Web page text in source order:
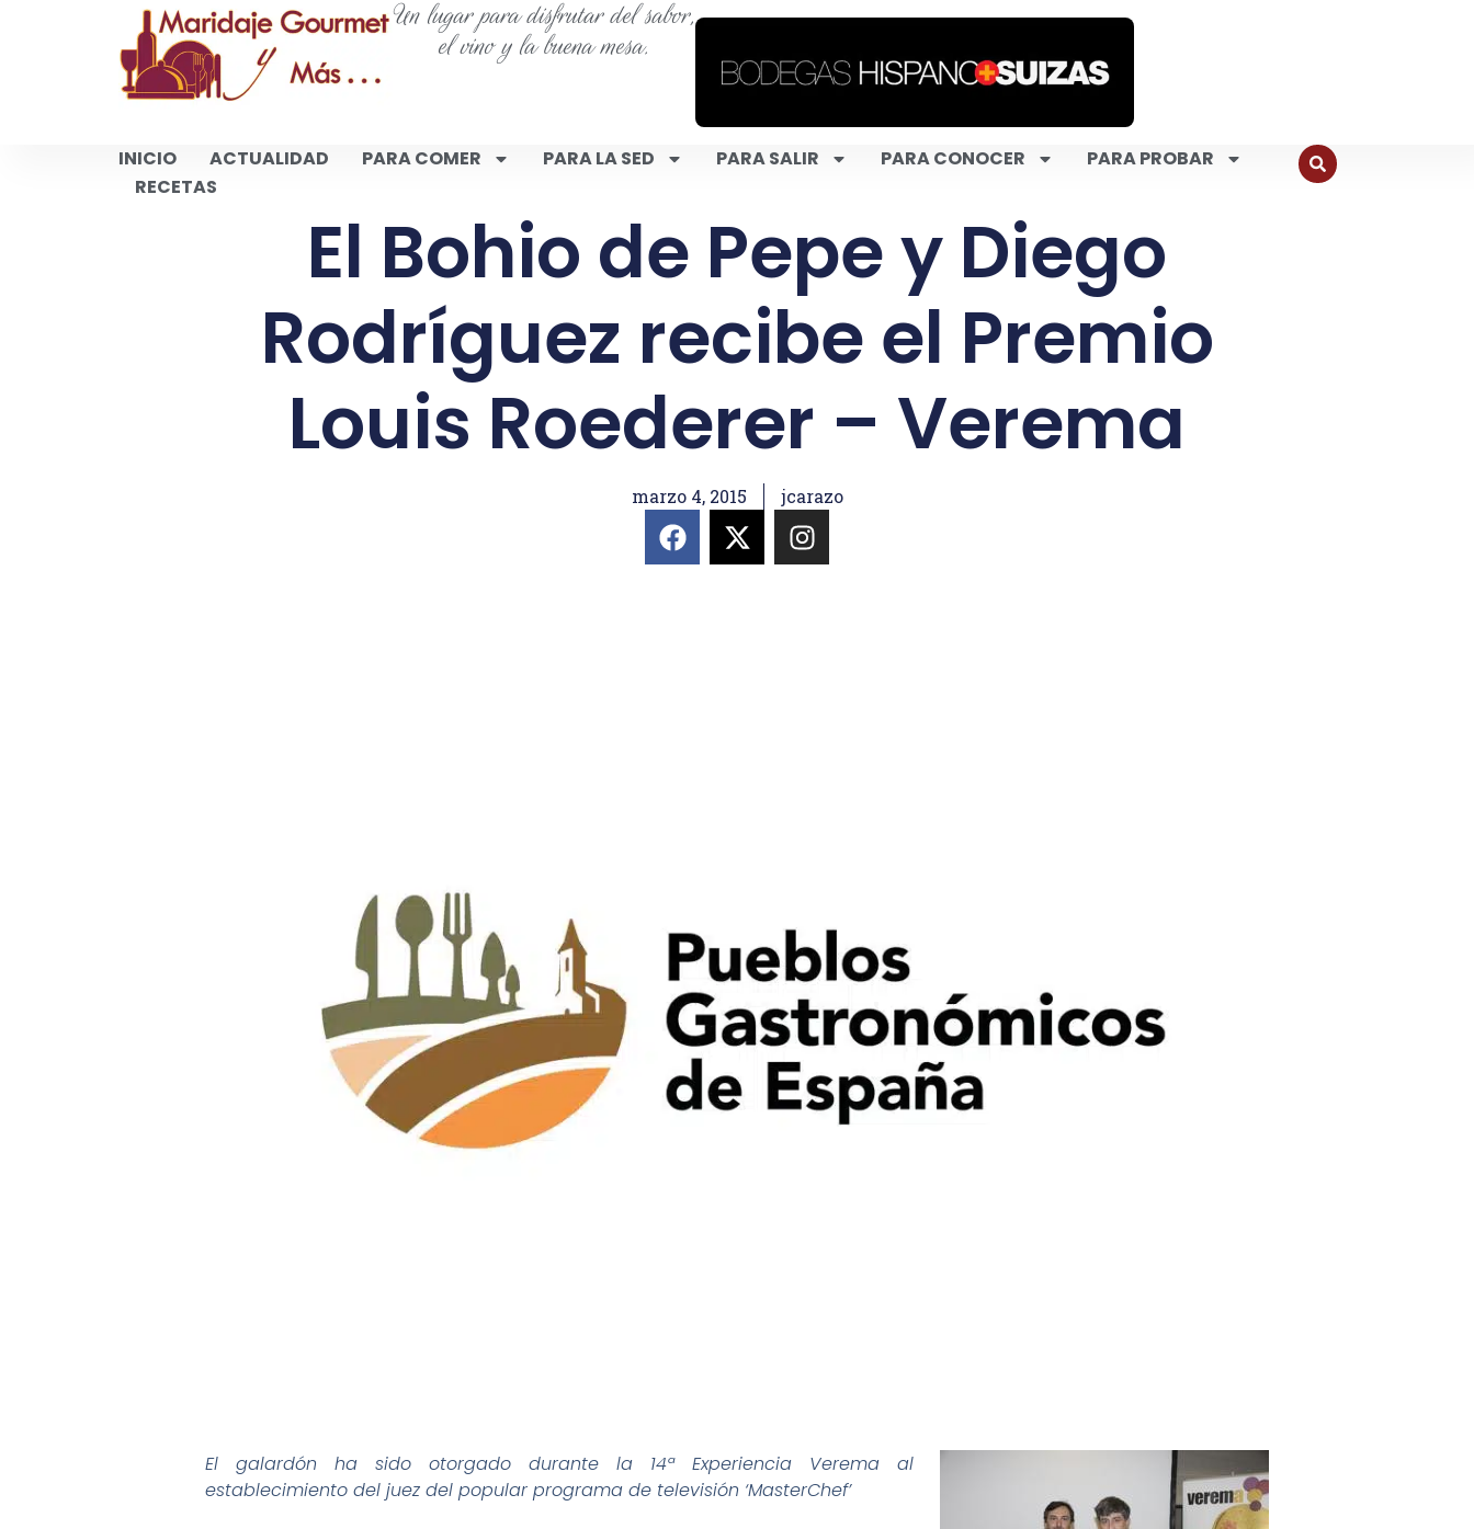
Un lugar para disfrutar del sabor,
el vino y la buena mesa.
INICIO ACTUALIDAD PARA COMER PARA LA SED PARA SALIR PARA CONOCER
PARA PROBAR
RECETAS
El Bohio de Pepe y Diego
Rodríguez recibe el Premio
Louis Roederer – Verema
marzo 4, 2015 jcarazo
El galardón ha sido otorgado durante la 14ª Experiencia Verema al
establecimiento del juez del popular programa de televisión ‘MasterChef’